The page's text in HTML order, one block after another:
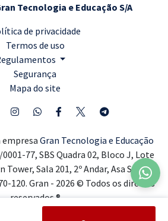
Tecnologia e Educação S/A
de privacidade
Termos de uso
Segurança
Mapa do site
empresa Gran Tecnologia e Educação
0001-77, SBS Quadra 02, Bloco J, Lote
Sala 201, 2º Andar, Asa Sul,
120. Gran - 2026 © Todos os direitos
reservados ®